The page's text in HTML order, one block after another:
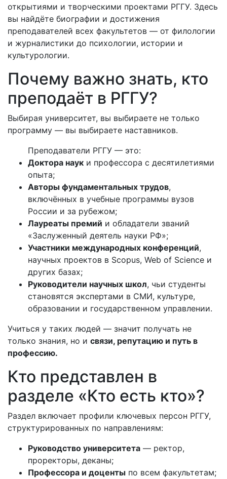
открытиями и творческими проектами РГГУ. Здесь
вы найдёте биографии и достижения
преподавателей всех факультетов — от филологии
и журналистики до психологии, истории и
культурологии.
Почему важно знать, кто
преподаёт в РГГУ?
Выбирая университет, вы выбираете не только
программу — вы выбираете наставников.
Преподаватели РГГУ — это:
Доктора наук и профессора с десятилетиями
опыта;
Авторы фундаментальных трудов,
включённых в учебные программы вузов
России и за рубежом;
Лауреаты премий и обладатели званий
«Заслуженный деятель науки РФ»;
Участники международных конференций,
научных проектов в Scopus, Web of Science и
других базах;
Руководители научных школ, чьи студенты
становятся экспертами в СМИ, культуре,
образовании и государственном управлении.
Учиться у таких людей — значит получать не
только знания, но и связи, репутацию и путь в
профессию.
Кто представлен в
разделе «Кто есть кто»?
Раздел включает профили ключевых персон РГГУ,
структурированных по направлениям:
Руководство университета — ректор,
проректоры, деканы;
Профессора и доценты по всем факультетам;